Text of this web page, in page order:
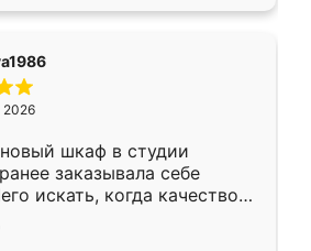
2026
шкаф в студии
заказывала себе
искать, когда качеством
Служит кухня уже почти
нет.